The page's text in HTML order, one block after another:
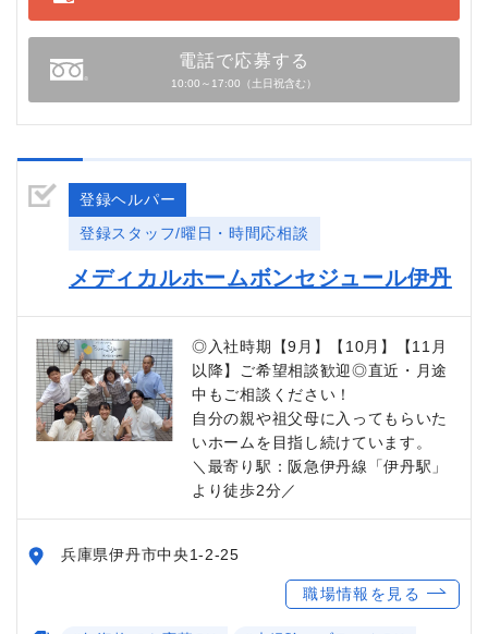
電話で応募する
10:00～17:00（土日祝含む）
登録ヘルパー
登録スタッフ/曜日・時間応相談
メディカルホームボンセジュール伊丹
◎入社時期【9月】【10月】【11月
以降】ご希望相談歓迎◎直近・月途
中もご相談ください！
自分の親や祖父母に入ってもらいた
いホームを目指し続けています。
＼最寄り駅：阪急伊丹線「伊丹駅」
より徒歩2分／
兵庫県伊丹市中央1-2-25
職場情報を見る